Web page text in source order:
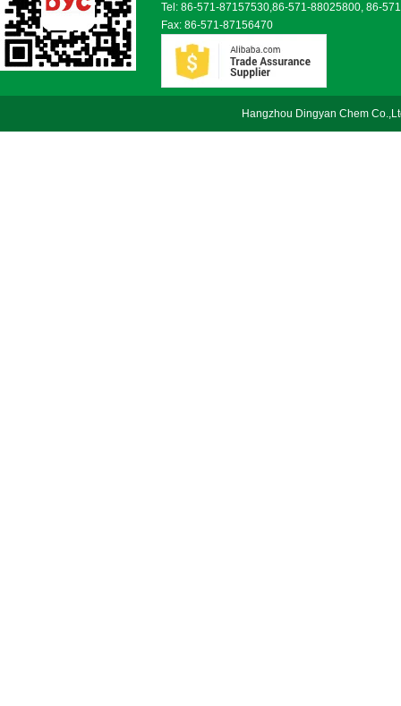
Tel: 86-571-87157530,86-571-88025800, 86-
Fax: 86-571-87156470
Hangzhou Dingyan Chem